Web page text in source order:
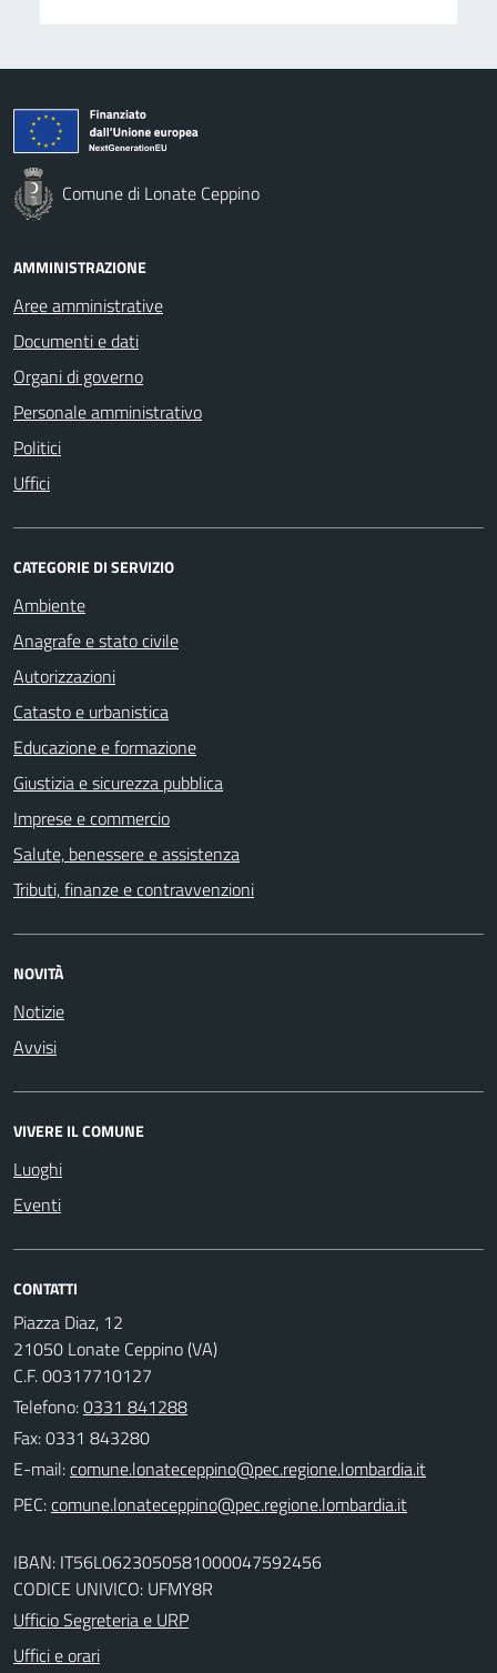
Comune di Lonate Ceppino
AMMINISTRAZIONE
Aree amministrative
Documenti e dati
Organi di governo
Personale amministrativo
Politici
Uffici
CATEGORIE DI SERVIZIO
Ambiente
Anagrafe e stato civile
Autorizzazioni
Catasto e urbanistica
Educazione e formazione
Giustizia e sicurezza pubblica
Imprese e commercio
Salute, benessere e assistenza
Tributi, finanze e contravvenzioni
NOVITÀ
Notizie
Avvisi
VIVERE IL COMUNE
Luoghi
Eventi
CONTATTI
Piazza Diaz, 12
21050 Lonate Ceppino (VA)
C.F. 00317710127
Telefono:0331 841288
Fax: 0331 843280
E-mail:
PEC:
IBAN: IT56L0623050581000047592456
CODICE UNIVICO: UFMY8R
Ufficio Segreteria e URP
Uffici e orari